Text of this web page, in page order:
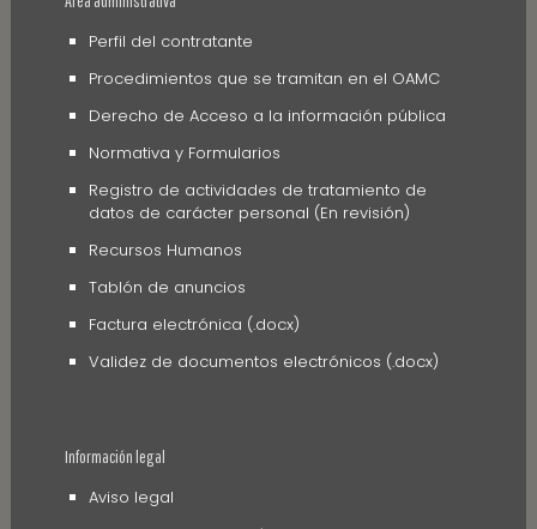
Perfil del contratante
Procedimientos que se tramitan en el OAMC
Derecho de Acceso a la información pública
Normativa y Formularios
Registro de actividades de tratamiento de
datos de carácter personal (En revisión)
Recursos Humanos
Tablón de anuncios
Factura electrónica (.docx)
Validez de documentos electrónicos (.docx)
Información legal
Aviso legal